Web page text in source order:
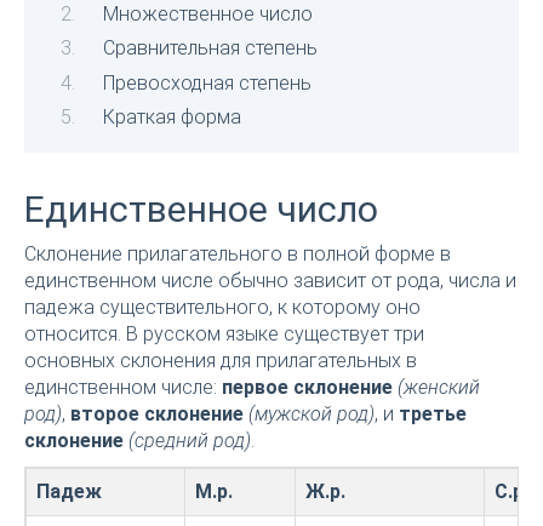
Множественное число
Сравнительная степень
Превосходная степень
Краткая форма
Единственное число
Склонение прилагательного в полной форме в
единственном числе обычно зависит от рода, числа и
падежа существительного, к которому оно
относится. В русском языке существует три
основных склонения для прилагательных в
единственном числе: первое склонение (женский
род), второе склонение (мужской род), и третье
склонение (средний род).
Падеж М.р. Ж.р. С.р.